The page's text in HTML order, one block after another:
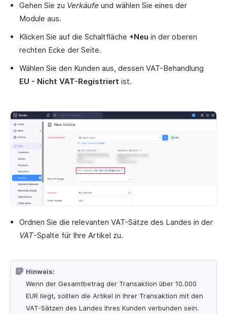
Gehen Sie zu Verkäufe und wählen Sie eines der
Module aus.
Klicken Sie auf die Schaltfläche +Neu in der oberen
rechten Ecke der Seite.
Wählen Sie den Kunden aus, dessen VAT-Behandlung
EU - Nicht VAT-Registriert ist.
Ordnen Sie die relevanten VAT-Sätze des Landes in der
VAT-Spalte für Ihre Artikel zu.
Hinweis:
Wenn der Gesamtbetrag der Transaktion über 10.000
EUR liegt, sollten die Artikel in Ihrer Transaktion mit den
VAT-Sätzen des Landes Ihres Kunden verbunden sein.